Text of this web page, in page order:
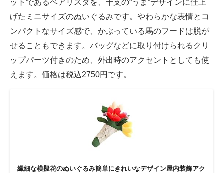
ットであるベアリスタを、干支の“うま”デザインに仕上
げたミニサイズのぬいぐるみです。やわらかな表情とコ
ンパクトなサイズ感で、かぶっている馬のフードは脱が
せることもできます。バッグなどに取り付けられるクリ
ップパーツ付きのため、外出時のアクセントとしても使
えます。価格は税込2750円です。
繊細な模擬花のぬいぐるみ簡単にきれいなデザイン屋内装飾アク